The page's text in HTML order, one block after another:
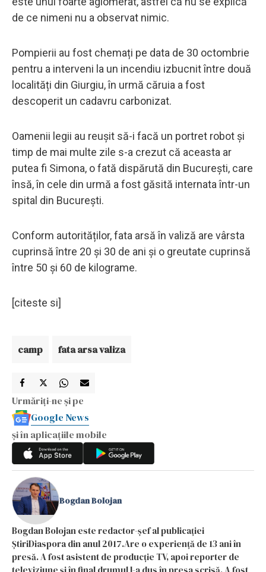
de ce nimeni nu a observat nimic.
Pompierii au fost chemați pe data de 30 octombrie
pentru a interveni la un incendiu izbucnit între două
localități din Giurgiu, în urmă căruia a fost
descoperit un cadavru carbonizat.
Oamenii legii au reușit să-i facă un portret robot și
timp de mai multe zile s-a crezut că aceasta ar
putea fi Simona, o fată dispărută din București, care
însă, în cele din urmă a fost găsită internata într-un
spital din București.
Conform autorităților, fata arsă în valiză are vârsta
cuprinsă între 20 și 30 de ani și o greutate cuprinsă
între 50 și 60 de kilograme.
[citeste si]
camp fata arsa valiza
Urmăriți-ne și pe
Google News
și în aplicațiile mobile
Bogdan Bolojan
Bogdan Bolojan este redactor-șef al publicației
ȘtiriDiaspora din anul 2017.Are o experiență de 13 ani în
presă. A fost asistent de producție TV, apoi reporter de